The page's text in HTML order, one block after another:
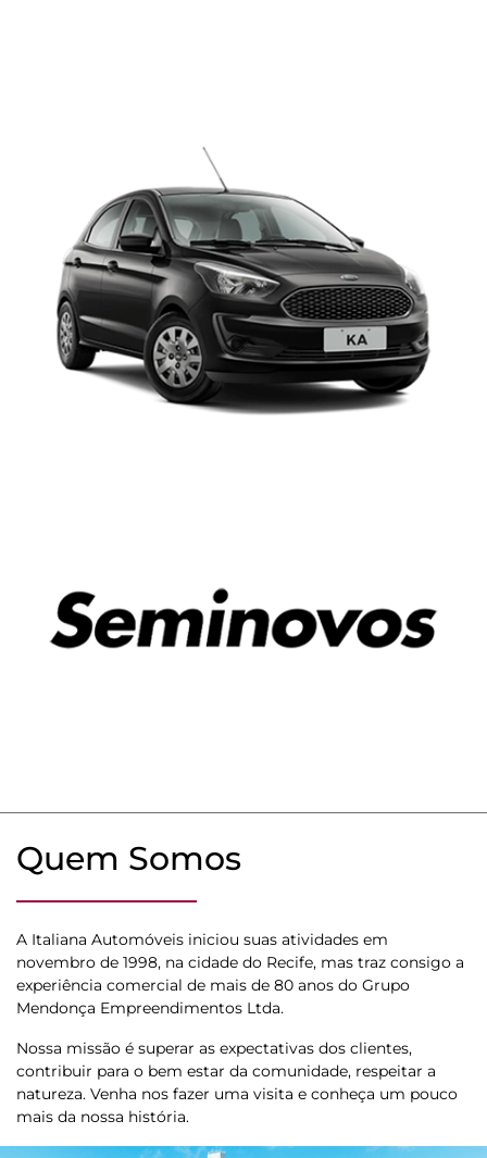
Quem Somos
A Italiana Automóveis iniciou suas atividades em
novembro de 1998, na cidade do Recife, mas traz consigo a
experiência comercial de mais de 80 anos do Grupo
Mendonça Empreendimentos Ltda.
Nossa missão é superar as expectativas dos clientes,
contribuir para o bem estar da comunidade, respeitar a
natureza. Venha nos fazer uma visita e conheça um pouco
mais da nossa história.